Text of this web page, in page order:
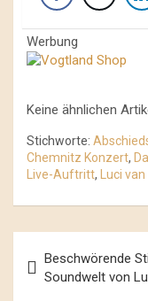
Werbung
Keine ähnlichen
Stichworte:
Chemnitz Konzert,
Live-Auftritt, Luci
Navigation
Beschwörende
Soundwelt von